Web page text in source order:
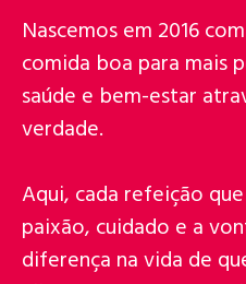
Nascemos em 2016
comida boa para mais
saúde e bem-estar
verdade.
Aqui, cada refeição
paixão, cuidado e a
diferença na vida de